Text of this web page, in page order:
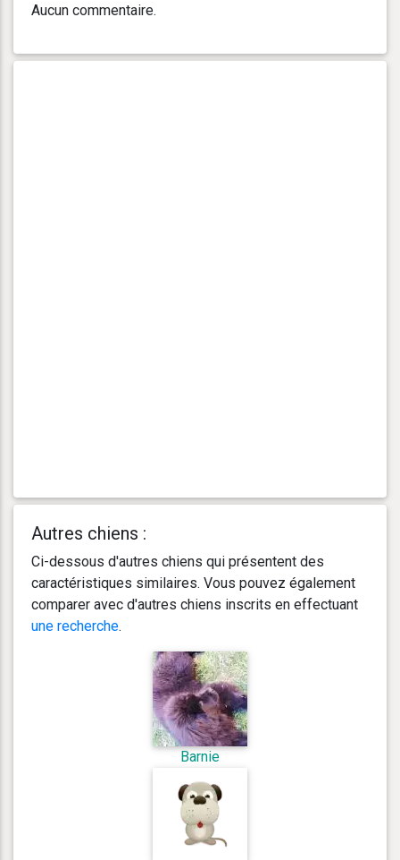
Aucun commentaire.
Autres chiens :
Ci-dessous d'autres chiens qui présentent des
caractéristiques similaires. Vous pouvez également
comparer avec d'autres chiens inscrits en effectuant
une recherche.
Barnie